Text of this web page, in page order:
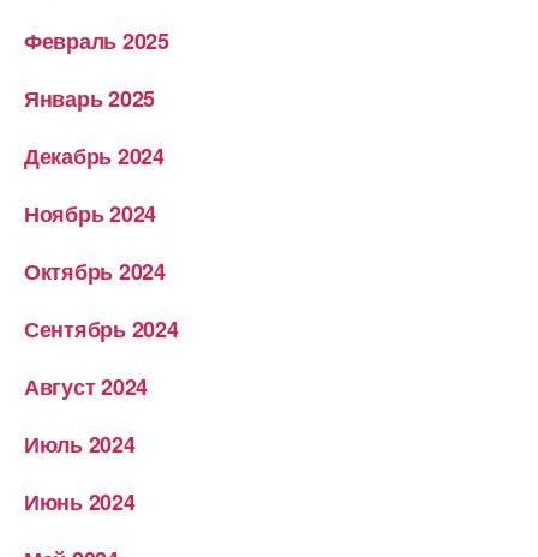
Февраль 2025
Январь 2025
Декабрь 2024
Ноябрь 2024
Октябрь 2024
Сентябрь 2024
Август 2024
Июль 2024
Июнь 2024